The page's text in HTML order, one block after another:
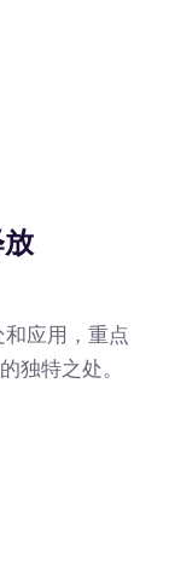
应用，重点
独特之处。